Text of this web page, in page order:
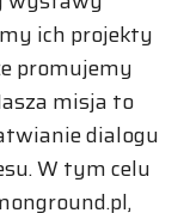
ich projekty
promujemy
misja to
dialogu
W tym celu